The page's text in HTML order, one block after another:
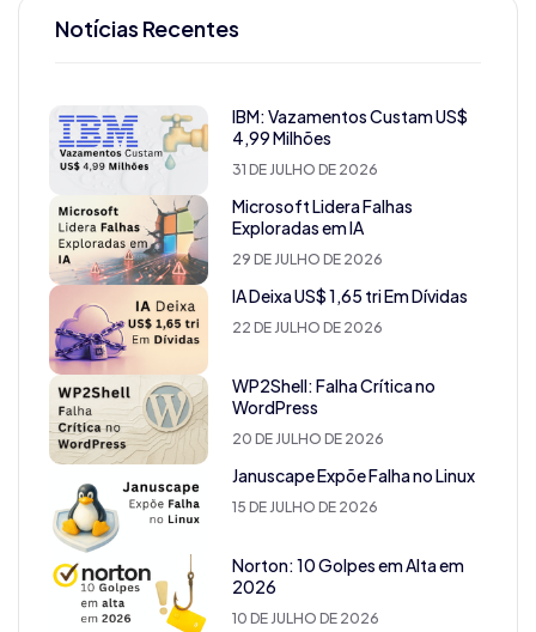
Notícias Recentes
IBM: Vazamentos Custam US$
4,99 Milhões
31 DE JULHO DE 2026
Microsoft Lidera Falhas
Exploradas em IA
29 DE JULHO DE 2026
IA Deixa US$ 1,65 tri Em Dívidas
22 DE JULHO DE 2026
WP2Shell: Falha Crítica no
WordPress
20 DE JULHO DE 2026
Januscape Expõe Falha no Linux
15 DE JULHO DE 2026
Norton: 10 Golpes em Alta em
2026
10 DE JULHO DE 2026